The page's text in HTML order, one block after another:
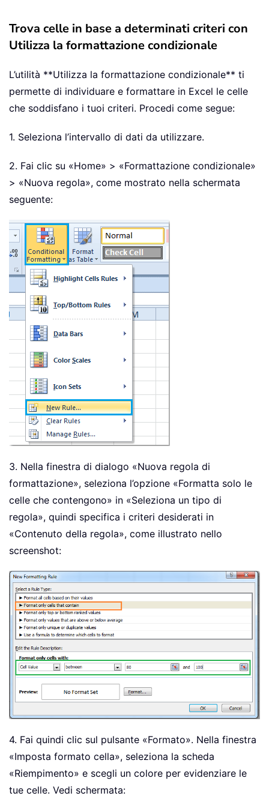
Trova celle in base a determinati criteri con
Utilizza la formattazione condizionale
L’utilità **Utilizza la formattazione condizionale** ti
permette di individuare e formattare in Excel le celle
che soddisfano i tuoi criteri. Procedi come segue:
1. Seleziona l’intervallo di dati da utilizzare.
2. Fai clic su «Home» > «Formattazione condizionale»
> «Nuova regola», come mostrato nella schermata
seguente:
3. Nella finestra di dialogo «Nuova regola di
formattazione», seleziona l’opzione «Formatta solo le
celle che contengono» in «Seleziona un tipo di
regola», quindi specifica i criteri desiderati in
«Contenuto della regola», come illustrato nello
screenshot:
4. Fai quindi clic sul pulsante «Formato». Nella finestra
«Imposta formato cella», seleziona la scheda
«Riempimento» e scegli un colore per evidenziare le
tue celle. Vedi schermata: